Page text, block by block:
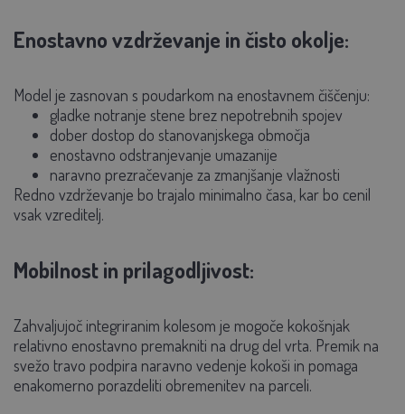
Enostavno vzdrževanje in čisto okolje:
Model je zasnovan s poudarkom na enostavnem čiščenju:
gladke notranje stene brez nepotrebnih spojev
dober dostop do stanovanjskega območja
enostavno odstranjevanje umazanije
naravno prezračevanje za zmanjšanje vlažnosti
Redno vzdrževanje bo trajalo minimalno časa, kar bo cenil
vsak vzreditelj.
Mobilnost in prilagodljivost:
Zahvaljujoč integriranim kolesom je mogoče kokošnjak
relativno enostavno premakniti na drug del vrta. Premik na
svežo travo podpira naravno vedenje kokoši in pomaga
enakomerno porazdeliti obremenitev na parceli.